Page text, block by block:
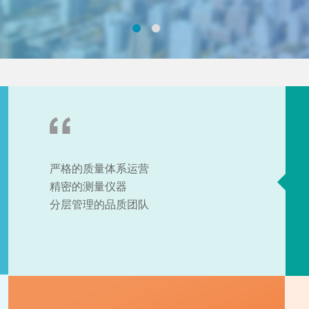
严格的质量体系运营
精密的测量仪器
分层管理的品质团队